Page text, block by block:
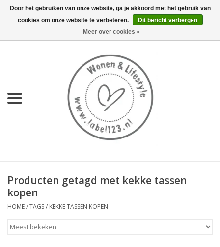
0 Artikelen - €0,00
KEUKEN
LIFESTYLE
Producten getagd met kekke tassen
kopen
HOME/TAGS/ KEKKE TASSEN KOPEN
Door het gebruiken van onze website, ga je akkoord met het gebruik van
cookies om onze website te verbeteren.
Dit bericht verbergen
Meer over cookies »